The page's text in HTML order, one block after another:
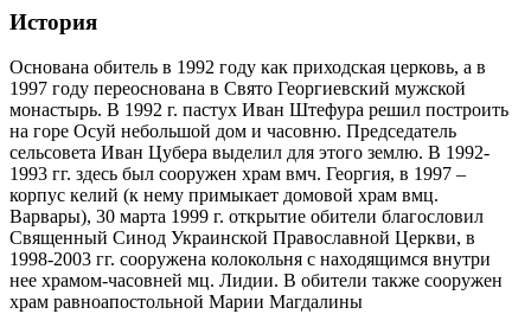
История
Основана обитель в 1992 году как приходская церковь, а в
1997 году переоснована в Свято Георгиевский мужской
монастырь. В 1992 г. пастух Иван Штефура решил построить
на горе Осуй небольшой дом и часовню. Председатель
сельсовета Иван Цубера выделил для этого землю. В 1992-
1993 гг. здесь был сооружен храм вмч. Георгия, в 1997 –
корпус келий (к нему примыкает домовой храм вмц.
Варвары), 30 марта 1999 г. открытие обители благословил
Священный Синод Украинской Православной Церкви, в
1998-2003 гг. сооружена колокольня с находящимся внутри
нее храмом-часовней мц. Лидии. В обители также сооружен
храм равноапостольной Марии Магдалины